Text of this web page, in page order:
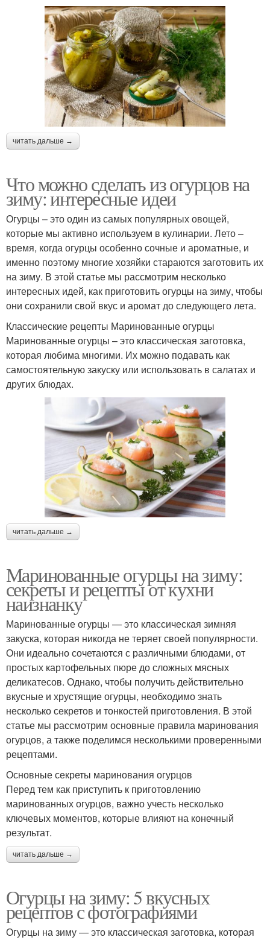
читать дальше →
Что можно сделать из огурцов на
зиму: интересные идеи
Огурцы – это один из самых популярных овощей,
которые мы активно используем в кулинарии. Лето –
время, когда огурцы особенно сочные и ароматные, и
именно поэтому многие хозяйки стараются заготовить их
на зиму. В этой статье мы рассмотрим несколько
интересных идей, как приготовить огурцы на зиму, чтобы
они сохранили свой вкус и аромат до следующего лета.
Классические рецепты Маринованные огурцы
Маринованные огурцы – это классическая заготовка,
которая любима многими. Их можно подавать как
самостоятельную закуску или использовать в салатах и
других блюдах.
читать дальше →
Маринованные огурцы на зиму:
секреты и рецепты от кухни
наизнанку
Маринованные огурцы — это классическая зимняя
закуска, которая никогда не теряет своей популярности.
Они идеально сочетаются с различными блюдами, от
простых картофельных пюре до сложных мясных
деликатесов. Однако, чтобы получить действительно
вкусные и хрустящие огурцы, необходимо знать
несколько секретов и тонкостей приготовления. В этой
статье мы рассмотрим основные правила маринования
огурцов, а также поделимся несколькими проверенными
рецептами.
Основные секреты маринования огурцов
Перед тем как приступить к приготовлению
маринованных огурцов, важно учесть несколько
ключевых моментов, которые влияют на конечный
результат.
читать дальше →
Огурцы на зиму: 5 вкусных
рецептов с фотографиями
Огурцы на зиму — это классическая заготовка, которая